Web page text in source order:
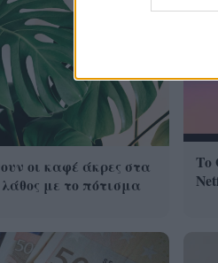
οι καφέ άκρες στα
με το πότισμα
Το